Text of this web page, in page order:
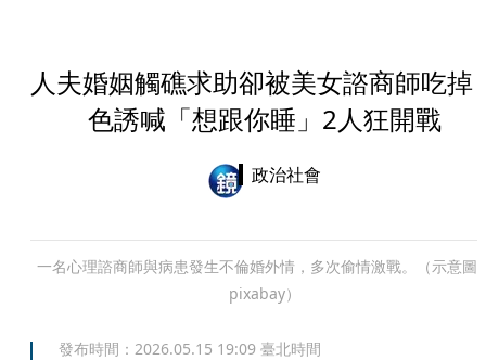
人夫婚姻觸礁求助卻被美女諮商師吃
色誘喊「想跟你睡」2人狂開戰
政治社會
一名心理諮商師與病患發生不倫婚外情，多次偷情激戰。（示意圖
pixabay）
發布時間： 2026.05.15 19:09 臺北時間